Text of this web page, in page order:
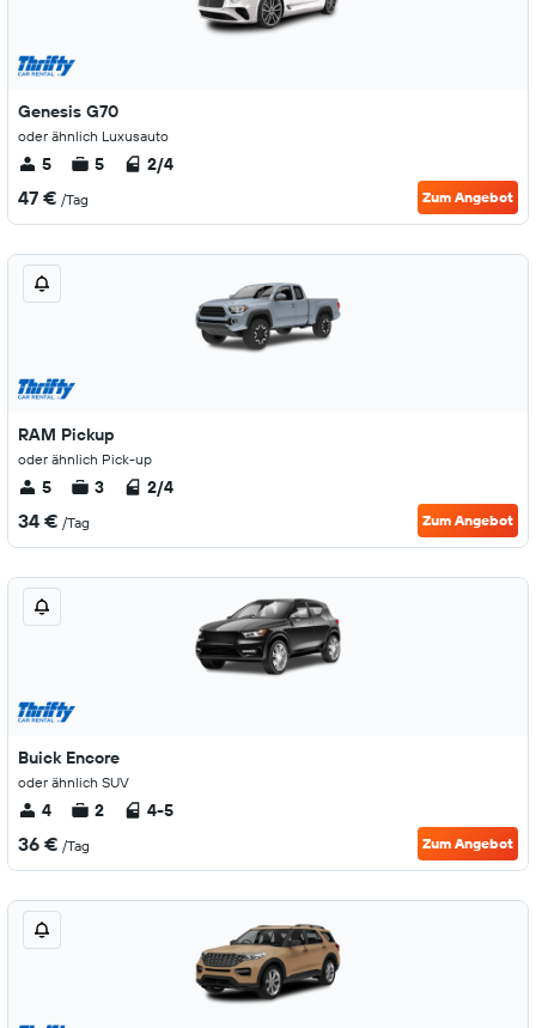
Genesis G70
oder ähnlich Luxusauto
5 5 2/4
47 € /Tag Zum Angebot
RAM Pickup
oder ähnlich Pick-up
5 3 2/4
34 € /Tag Zum Angebot
Buick Encore
oder ähnlich SUV
4 2 4-5
36 € /Tag Zum Angebot